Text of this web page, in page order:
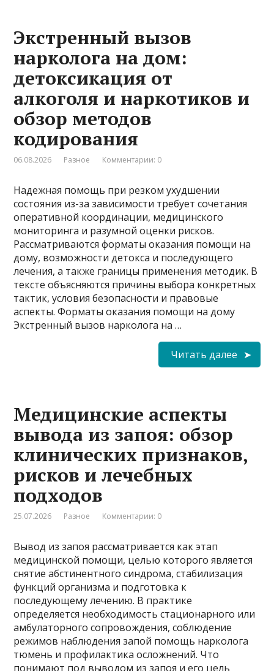
Экстренный вызов
нарколога на дом:
детоксикация от
алкоголя и наркотиков и
обзор методов
кодирования
06.08.2026 Разное Комментарии: 0
Надежная помощь при резком ухудшении
состояния из-за зависимости требует сочетания
оперативной координации, медицинского
мониторинга и разумной оценки рисков.
Рассматриваются форматы оказания помощи на
дому, возможности детокса и последующего
лечения, а также границы применения методик. В
тексте объясняются причины выбора конкретных
тактик, условия безопасности и правовые
аспекты. Форматы оказания помощи на дому
Экстренный вызов нарколога на …
Читать далее
Медицинские аспекты
вывода из запоя: обзор
клинических признаков,
рисков и лечебных
подходов
25.07.2026 Разное Комментарии: 0
Вывод из запоя рассматривается как этап
медицинской помощи, целью которого является
снятие абстинентного синдрома, стабилизация
функций организма и подготовка к
последующему лечению. В практике
определяется необходимость стационарного или
амбулаторного сопровождения, соблюдение
режимов наблюдения запой помощь нарколога
тюмень и профилактика осложнений. Что
понимают под выводом из запоя и его цель